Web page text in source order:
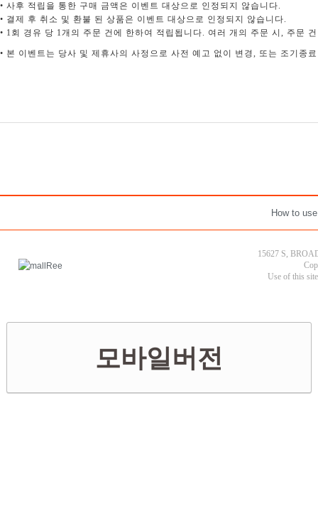
• 사후 적립을 통한 구매 금액은 이벤트 대상으로 인정되지 않습니다.
• 결제 후 취소 및 환불 된 상품은 이벤트 대상으로 인정되지 않습니다.
• 1 회 경유 당 1개의 주문 건에 한하여 적립됩니다. 여러 개의 주문 시 , 주문
• 본 이벤트는 당사 및 제휴사의 사정으로 사전 예고 없이 변경, 또는 조기종
How to use
15627 S,
Use of this
모바일버전